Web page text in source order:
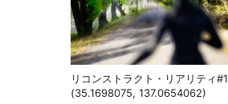
リコンストラクト・リアリティ#1
(35.1698075, 137.0654062)